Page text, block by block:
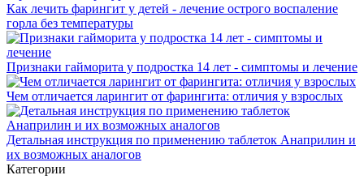
Как лечить фарингит у детей - лечение острого воспаление
горла без температуры
Признаки гайморита у подростка 14 лет - симптомы и лечение
Чем отличается ларингит от фарингита: отличия у взрослых
Детальная инструкция по применению таблеток Анаприлин и
их возможных аналогов
Категории